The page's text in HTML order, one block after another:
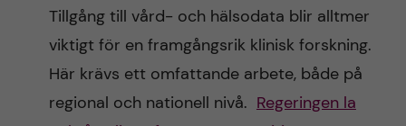
Tillgång till vård- och hälsodata blir alltmer
viktigt för en framgångsrik klinisk forskning.
Här krävs ett omfattande arbete, både på
regional och nationell nivå. Regeringen la